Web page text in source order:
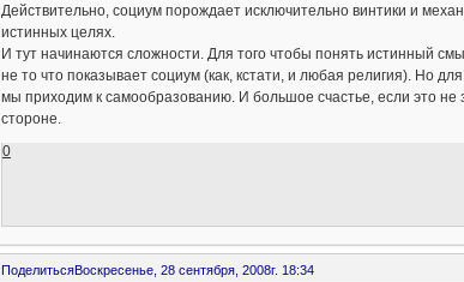
Действительно, социум порождает исключительно винтики и
истинных целях.
И тут начинаются сложности. Для того чтобы понять истинный
не то что показывает социум (как, кстати, и любая религия). Но
мы приходим к самообразованию. И большое счастье, если это не
стороне.
0
ПоделитьсяВоскресенье, 28 сентября, 2008г. 18:34